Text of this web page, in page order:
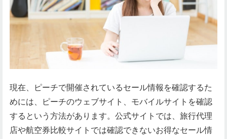
現在、ピーチで開催されているセール情報を確認するた
めには、ピーチのウェブサイト、モバイルサイトを確認
するという方法があります。公式サイトでは、旅行代理
店や航空券比較サイトでは確認できないお得なセール情